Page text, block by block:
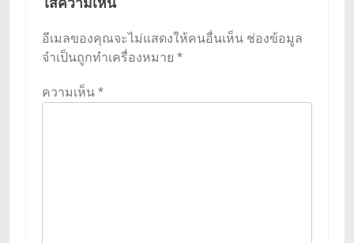
ใส่ความเห็น
อีเมลของคุณจะไม่แสดงให้คนอื่นเห็น ช่องข้อมูล
จำเป็นถูกทำเครื่องหมาย *
ความเห็น *